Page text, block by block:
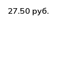
руб.